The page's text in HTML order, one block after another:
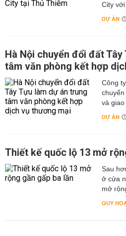
City với
DỰ ÁN
Hà Nội chuyển đổi đất
tâm văn phòng kết hợp
Công
và giao
DỰ ÁN
Thiết kế quốc lộ 13 mở
Sau
ở cửa
mở
QUY